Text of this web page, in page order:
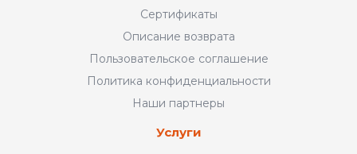
Сертификаты
Описание возврата
Пользовательское соглашение
Политика конфиденциальности
Наши партнеры
Услуги